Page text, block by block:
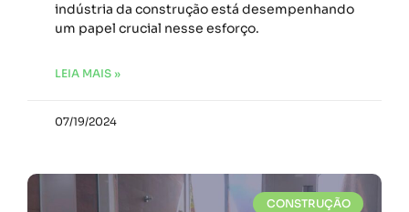
indústria da construção está desempenhando
um papel crucial nesse esforço.
LEIA MAIS »
07/19/2024
CONSTRUÇÃO